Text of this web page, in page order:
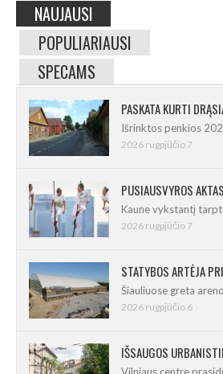
NAUJAUSI
POPULIARIAUSI
SPECAMS
Išrinktos penkios
2026 rugpjūčio 7
Kaune vykstantį
2026 rugpjūčio 7
Šiauliuose greta
2026 rugpjūčio 6